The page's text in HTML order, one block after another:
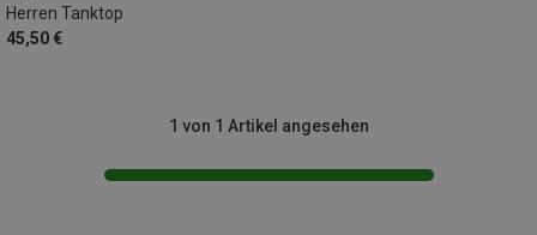
Herren Tanktop
45,50 €
1 von 1 Artikel angesehen